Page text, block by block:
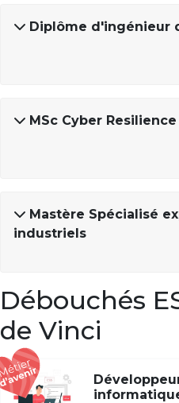
Diplôme d'ingénieur
MSc Cyber
Mastère Spécialisé
industriels
Débouchés
de Vinci